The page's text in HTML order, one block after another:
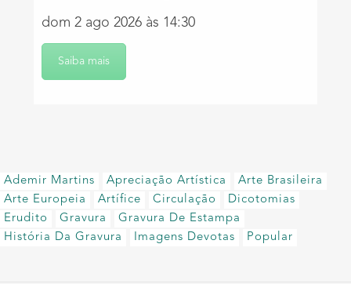
dom 2 ago 2026 às 14:30
Saiba mais
Ademir Martins Apreciação Artística
Arte Brasileira
Arte Europeia
Artífice Circulação
Dicotomias
Erudito
Gravura
Gravura De Estampa
História Da Gravura
Imagens Devotas Popular